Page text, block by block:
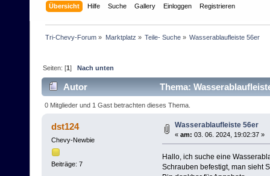
Übersicht Hilfe Suche Gallery Einloggen Registrieren
Tri-Chevy-Forum » Marktplatz » Teile- Suche» Wasserablaufleiste 56er
Seiten: [1] Nach unten
Autor Thema:
0 Mitglieder und 1 Gast betrachten dieses Thema.
dst124
Chevy-Newbie
Beiträge: 7
Wasserablaufleiste 56er
« am: 03. 06. 2024, 19:02:37 »
Hallo, ich suche eine
Schrauben befestigt, man sieht